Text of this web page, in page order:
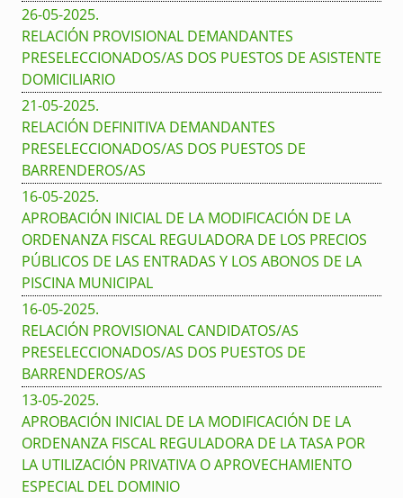
26-05-2025.
RELACIÓN PROVISIONAL DEMANDANTES
PRESELECCIONADOS/AS DOS PUESTOS DE ASISTENTE
DOMICILIARIO
21-05-2025.
RELACIÓN DEFINITIVA DEMANDANTES
PRESELECCIONADOS/AS DOS PUESTOS DE
BARRENDEROS/AS
16-05-2025.
APROBACIÓN INICIAL DE LA MODIFICACIÓN DE LA
ORDENANZA FISCAL REGULADORA DE LOS PRECIOS
PÚBLICOS DE LAS ENTRADAS Y LOS ABONOS DE LA
PISCINA MUNICIPAL
16-05-2025.
RELACIÓN PROVISIONAL CANDIDATOS/AS
PRESELECCIONADOS/AS DOS PUESTOS DE
BARRENDEROS/AS
13-05-2025.
APROBACIÓN INICIAL DE LA MODIFICACIÓN DE LA
ORDENANZA FISCAL REGULADORA DE LA TASA POR
LA UTILIZACIÓN PRIVATIVA O APROVECHAMIENTO
ESPECIAL DEL DOMINIO